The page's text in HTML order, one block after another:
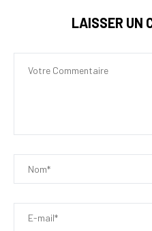
LAISSER UN